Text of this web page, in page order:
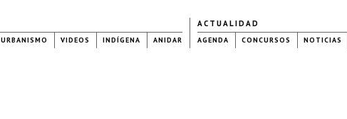
URBANISMO VIDEOS INDÍGENA ANIDAR
ACTUALIDAD
AGENDA CONCURSOS NOTICIAS